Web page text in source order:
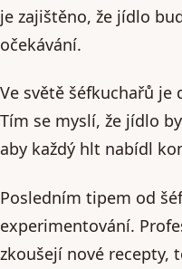
je zajištěno, že jídlo
očekávání.
Ve světě šéfkuchařů je
Tím se myslí, že jídlo
aby každý hlt nabídl
Posledním tipem od
experimentování.
zkoušejí nové recepty,